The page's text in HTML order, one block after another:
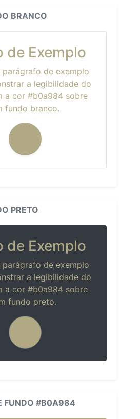
BRANCO
de Exemplo
parágrafo de exemplo
a legibilidade do
a cor #b0a984 sobre
fundo branco.
PRETO
de Exemplo
parágrafo de exemplo
a legibilidade do
a cor #b0a984 sobre
fundo preto.
FUNDO #B0A984